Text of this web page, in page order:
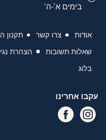
אודות צרו קשר תקנון
שאלות תשובות
הצהרת
בלוג
בימים א’-ה’
עקבו אחרינו